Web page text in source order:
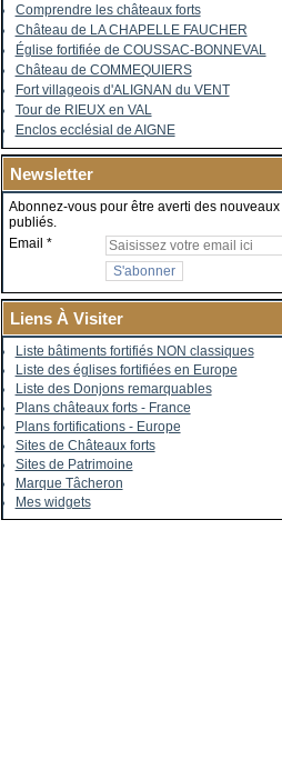
Comprendre les châteaux forts
Château de LA CHAPELLE FAUCHER
Église fortifiée de COUSSAC-BONNEVAL
Château de COMMEQUIERS
Fort villageois d'ALIGNAN du VENT
Tour de RIEUX en VAL
Enclos ecclésial de AIGNE
Newsletter
Abonnez-vous pour être averti des
publiés.
Email
Liens À Visiter
Liste bâtiments fortifiés NON classiques
Liste des églises fortifiées en Europe
Liste des Donjons remarquables
Plans châteaux forts - France
Plans fortifications - Europe
Sites de Châteaux forts
Sites de Patrimoine
Marque Tâcheron
Mes widgets